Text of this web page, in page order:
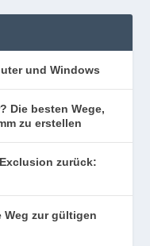
und Windows
Die besten Wege,
zu erstellen
zurück:
Weg zur gültigen